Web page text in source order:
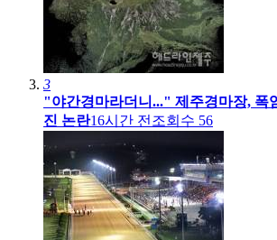
3
"야간경마라더니..." 제주경마장, 폭
진 논란16시간 전 조회수 56